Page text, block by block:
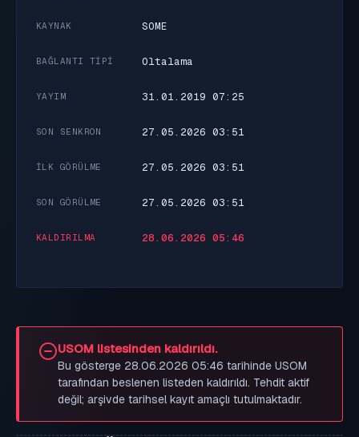
KAYNAK SOME
BAĞLANTI TIPI Oltalama
YAYIM 31.01.2019 07:25
SON SENKRON 27.05.2026 03:51
İLK GÖRÜLME 27.05.2026 03:51
SON GÖRÜLME 27.05.2026 03:51
KALDIRILMA 28.06.2026 05:46
USOM listesinden kaldırıldı.
Bu gösterge 28.06.2026 05:46 tarihinde USOM
tarafından beslenen listeden kaldırıldı. Tehdit aktif
değil; arşivde tarihsel kayıt amaçlı tutulmaktadır.